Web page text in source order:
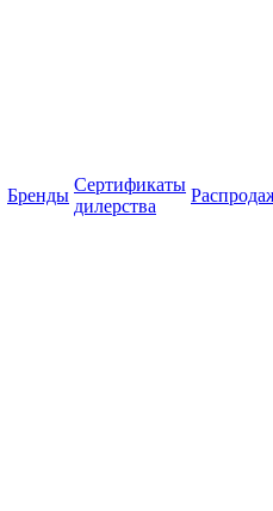
Бренды
Сертификаты
дилерства